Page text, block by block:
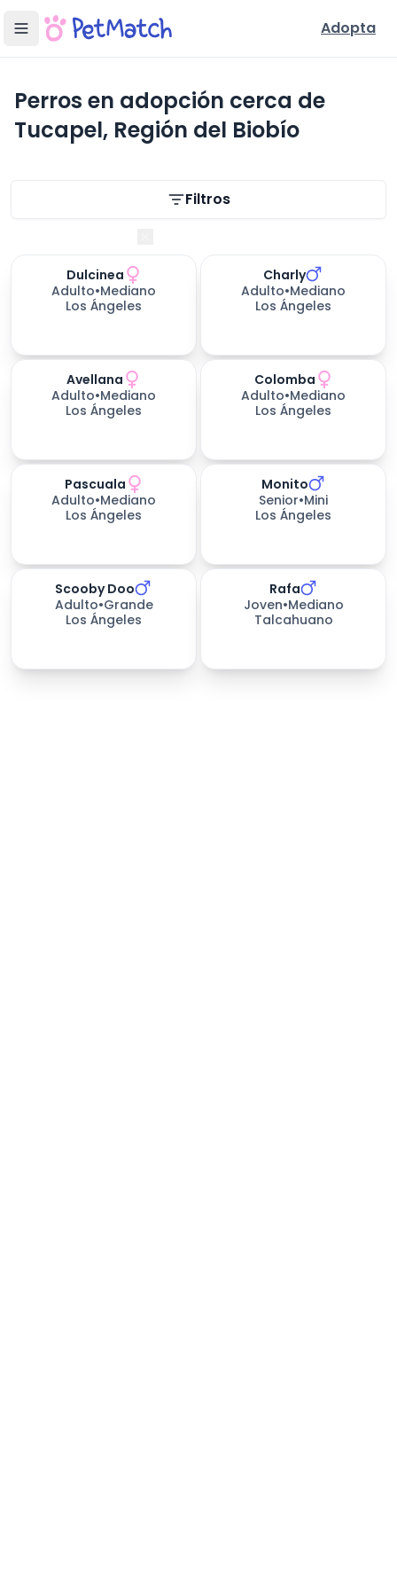
Adopta
Perros en adopción cerca de
Tucapel, Región del Biobío
Filtros
Dulcinea
Adulto•Mediano
Los Ángeles
Charly
Adulto•Mediano
Los Ángeles
Avellana
Adulto•Mediano
Los Ángeles
Colomba
Adulto•Mediano
Los Ángeles
Pascuala
Adulto•Mediano
Los Ángeles
Monito
Senior•Mini
Los Ángeles
Scooby Doo
Adulto•Grande
Los Ángeles
días esperando
Rafa
Joven•Mediano
Talcahuano